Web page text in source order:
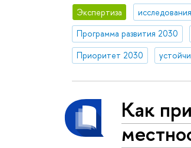
Экспертиза
Программа развития 2030
Приоритет 2030
Как